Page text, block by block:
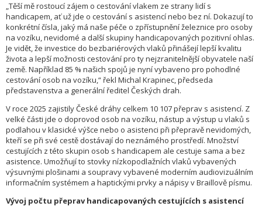
„Těší mě rostoucí zájem o cestování vlakem ze strany lidí s
handicapem, ať už jde o cestování s asistencí nebo bez ní. Dokazují to
konkrétní čísla, jaký má naše péče o zpřístupnění železnice pro osoby
na vozíku, nevidomé a další skupiny handicapovaných pozitivní ohlas.
Je vidět, že investice do bezbariérových vlaků přinášejí lepší kvalitu
života a lepší možnosti cestování pro ty nejzranitelnější obyvatele naší
země. Například 85 % našich spojů je nyní vybaveno pro pohodlné
cestování osob na vozíku,“ řekl Michal Krapinec, předseda
představenstva a generální ředitel Českých drah.
V roce 2025 zajistily České dráhy celkem 10 107 přeprav s asistencí. Z
velké části jde o doprovod osob na vozíku, nástup a výstup u vlaků s
podlahou v klasické výšce nebo o asistenci při přepravě nevidomých,
kteří se při své cestě dostávají do neznámého prostředí. Množství
cestujících z této skupin osob s handicapem ale cestuje sama a bez
asistence. Umožňují to stovky nízkopodlažních vlaků vybavených
výsuvnými plošinami a soupravy vybavené moderním audiovizuálním
informačním systémem a haptickými prvky a nápisy v Braillově písmu.
Vývoj počtu přeprav handicapovaných cestujících s asistencí